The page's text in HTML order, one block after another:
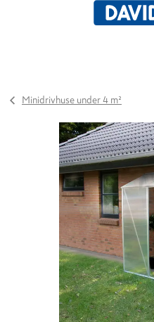
Minidrivhuse under 4 m²